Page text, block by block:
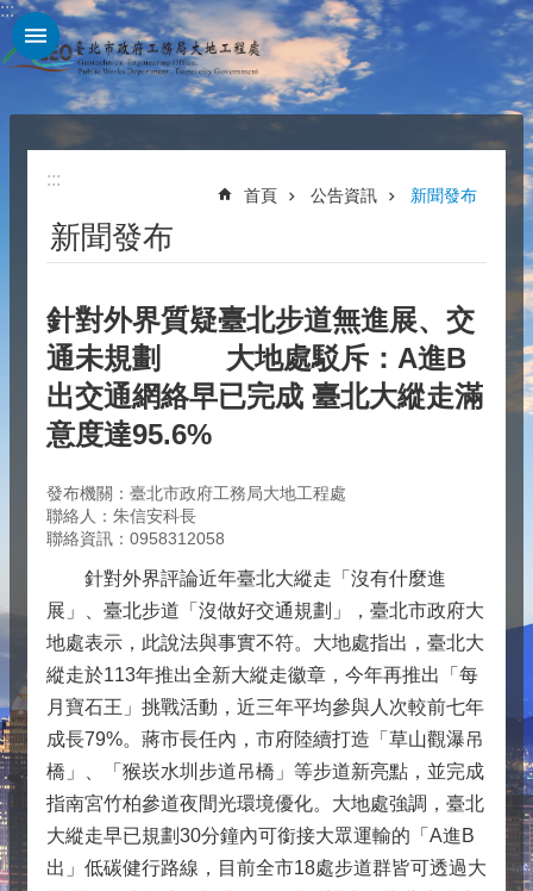
跳到主要內容區塊
:::
:::
首頁 公告資訊 新聞發布
新聞發布
針對外界質疑臺北步道無進展、交
通未規劃 大地處駁斥：A進B
出交通網絡早已完成 臺北大縱走滿
意度達95.6%
發布機關：臺北市政府工務局大地工程處
聯絡人：朱信安科長
聯絡資訊：0958312058
針對外界評論近年臺北大縱走「沒有什麼進
展」、臺北步道「沒做好交通規劃」，臺北市政府大
地處表示，此說法與事實不符。大地處指出，臺北大
縱走於113年推出全新大縱走徽章，今年再推出「每
月寶石王」挑戰活動，近三年平均參與人次較前七年
成長79%。蔣市長任內，市府陸續打造「草山觀瀑吊
橋」、「猴崁水圳步道吊橋」等步道新亮點，並完成
指南宮竹柏參道夜間光環境優化。大地處強調，臺北
大縱走早已規劃30分鐘內可銜接大眾運輸的「A進B
出」低碳健行路線，目前全市18處步道群皆可透過大